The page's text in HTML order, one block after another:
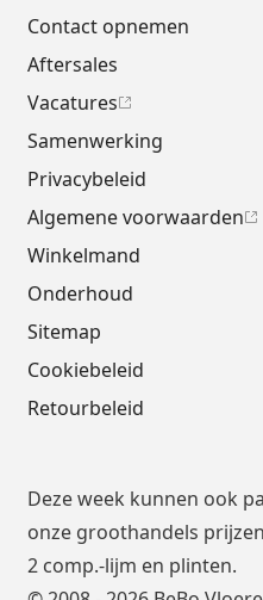
Contact opnemen
Aftersales
Vacatures
Samenwerking
Privacybeleid
Algemene voorwaarden
Winkelmand
Onderhoud
Sitemap
Cookiebeleid
Retourbeleid
Deze week kunnen ook
onze groothandels
2 comp.-lijm en plinten.